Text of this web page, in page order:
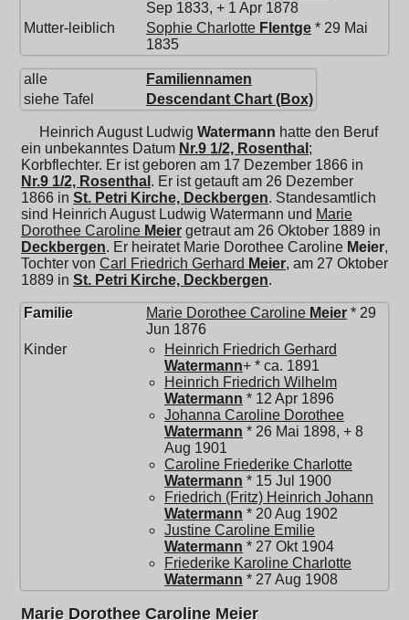
Sep 1833, + 1 Apr 1878
Mutter-leiblich
Sophie Charlotte Flentge * 29 Mai
1835
alle
Familiennamen
siehe Tafel
Descendant Chart (Box)
Heinrich August Ludwig Watermann hatte den Beruf
ein unbekanntes Datum Nr.9 1/2, Rosenthal ;
Korbflechter. Er ist geboren am 17 Dezember 1866 in
Nr.9 1/2, Rosenthal . Er ist getauft am 26 Dezember
1866 in St. Petri Kirche, Deckbergen. Standesamtlich
sind Heinrich August Ludwig Watermann und Marie
Dorothee Caroline Meier getraut am 26 Oktober 1889 in
Deckbergen. Er heiratet Marie Dorothee Caroline Meier,
Tochter von Carl Friedrich Gerhard Meier, am 27 Oktober
1889 in St. Petri Kirche, Deckbergen.
Familie Marie Dorothee Caroline Meier * 29
Jun 1876
Kinder
Heinrich Friedrich Gerhard
Watermann+ * ca. 1891
Heinrich Friedrich Wilhelm
Watermann * 12 Apr 1896
Johanna Caroline Dorothee
Watermann * 26 Mai 1898, + 8
Aug 1901
Caroline Friederike Charlotte
Watermann * 15 Jul 1900
Friedrich (Fritz) Heinrich Johann
Watermann * 20 Aug 1902
Justine Caroline Emilie
Watermann * 27 Okt 1904
Friederike Karoline Charlotte
Watermann * 27 Aug 1908
Marie Dorothee Caroline Meier